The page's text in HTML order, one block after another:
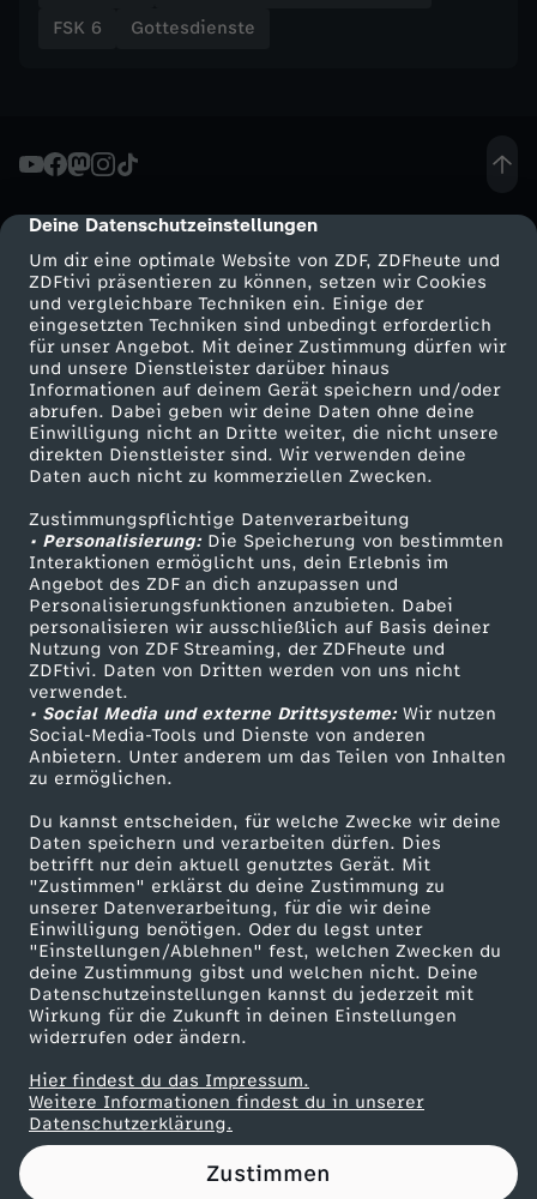
cmp-dialog-description
Deine Datenschutzeinstellungen
Um dir eine optimale Website von ZDF, ZDFheute und
ZDFtivi präsentieren zu können, setzen wir Cookies
und vergleichbare Techniken ein. Einige der
eingesetzten Techniken sind unbedingt erforderlich
für unser Angebot. Mit deiner Zustimmung dürfen wir
und unsere Dienstleister darüber hinaus
Informationen auf deinem Gerät speichern und/oder
abrufen. Dabei geben wir deine Daten ohne deine
Einwilligung nicht an Dritte weiter, die nicht unsere
direkten Dienstleister sind. Wir verwenden deine
Daten auch nicht zu kommerziellen Zwecken.
Zustimmungspflichtige Datenverarbeitung
• Personalisierung:Die Speicherung von bestimmten
Interaktionen ermöglicht uns, dein Erlebnis im
Angebot des ZDF an dich anzupassen und
Personalisierungsfunktionen anzubieten. Dabei
personalisieren wir ausschließlich auf Basis deiner
Nutzung von ZDF Streaming, der ZDFheute und
ZDFtivi. Daten von Dritten werden von uns nicht
verwendet.
• Social Media und externe Drittsysteme:Wir nutzen
Social-Media-Tools und Dienste von anderen
Anbietern. Unter anderem um das Teilen von Inhalten
zu ermöglichen.
Du kannst entscheiden, für welche Zwecke wir deine
Daten speichern und verarbeiten dürfen. Dies
betrifft nur dein aktuell genutztes Gerät. Mit
"Zustimmen" erklärst du deine Zustimmung zu
unserer Datenverarbeitung, für die wir deine
Einwilligung benötigen. Oder du legst unter
"Einstellungen/Ablehnen" fest, welchen Zwecken du
deine Zustimmung gibst und welchen nicht. Deine
Datenschutzeinstellungen kannst du jederzeit mit
Wirkung für die Zukunft in deinen Einstellungen
widerrufen oder ändern.
Hier findest du das Impressum.
Weitere Informationen findest du in unserer
Datenschutzerklärung.
Zustimmen
P
p
s
t
F
r
a
n
z
i
s
k
u
s
FSK 6
Gottesdienste
Mehr ZDF
ZDF-Apps
Smart TV
ZDFtext
Livestreams
Sendungen A-Z
TV-Programm
Service
ZDFmitreden
Kontakt zum ZDF
Tickets
Zuschauerservice
Hilfe
ZDF Unternehmen
Karriere
ZDF goes Schule
Werbefernsehen
Mainzelmännchen
Partner